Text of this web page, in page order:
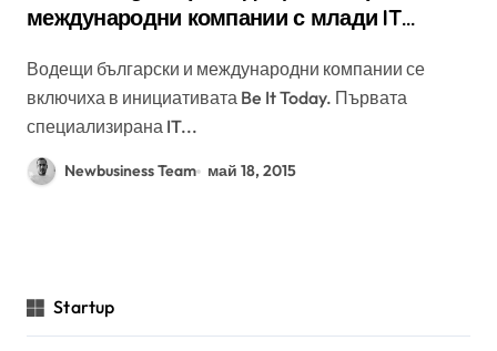
международни компании с млади IT
Водещи български и международни компании се
включиха в инициативата Be It Today. Първата
специализирана IT...
Newbusiness Team май 18, 2015
Startup